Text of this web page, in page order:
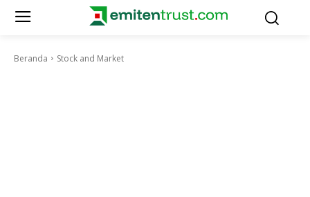
Beranda Stock and Market